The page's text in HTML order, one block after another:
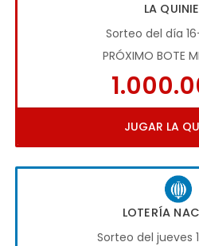
LA
Sorteo del día
PRÓXIMO BOTE
JUGAR LA
LOTERÍA
Sorteo del jueves